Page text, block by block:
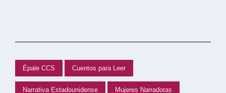
Épale CCS Cuentos para Leer
Narrativa Estadounidense Mujeres Narradoras